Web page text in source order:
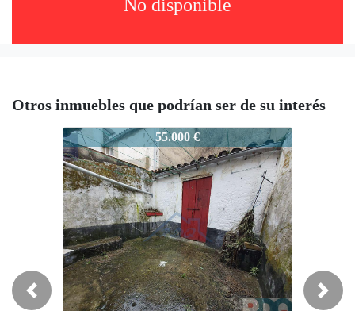
No disponible
Otros inmuebles que podrían ser de su interés
RDQ-1941-ARDQ
55.000 €
Previous Next